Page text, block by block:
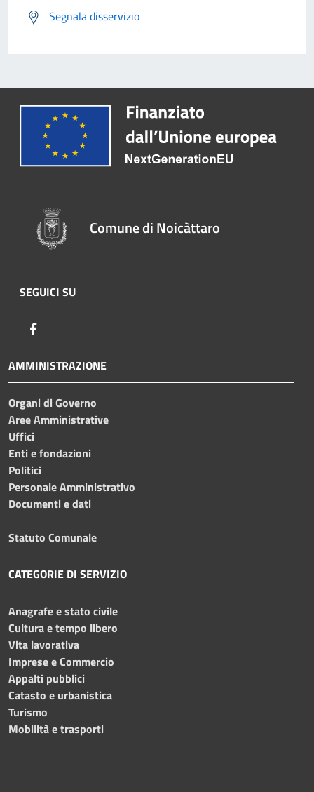
Segnala disservizio
Comune di Noicàttaro
SEGUICI SU
AMMINISTRAZIONE
Organi di Governo
Aree Amministrative
Uffici
Enti e fondazioni
Politici
Personale Amministrativo
Documenti e dati
Statuto Comunale
CATEGORIE DI SERVIZIO
Anagrafe e stato civile
Cultura e tempo libero
Vita lavorativa
Imprese e Commercio
Appalti pubblici
Catasto e urbanistica
Turismo
Mobilità e trasporti